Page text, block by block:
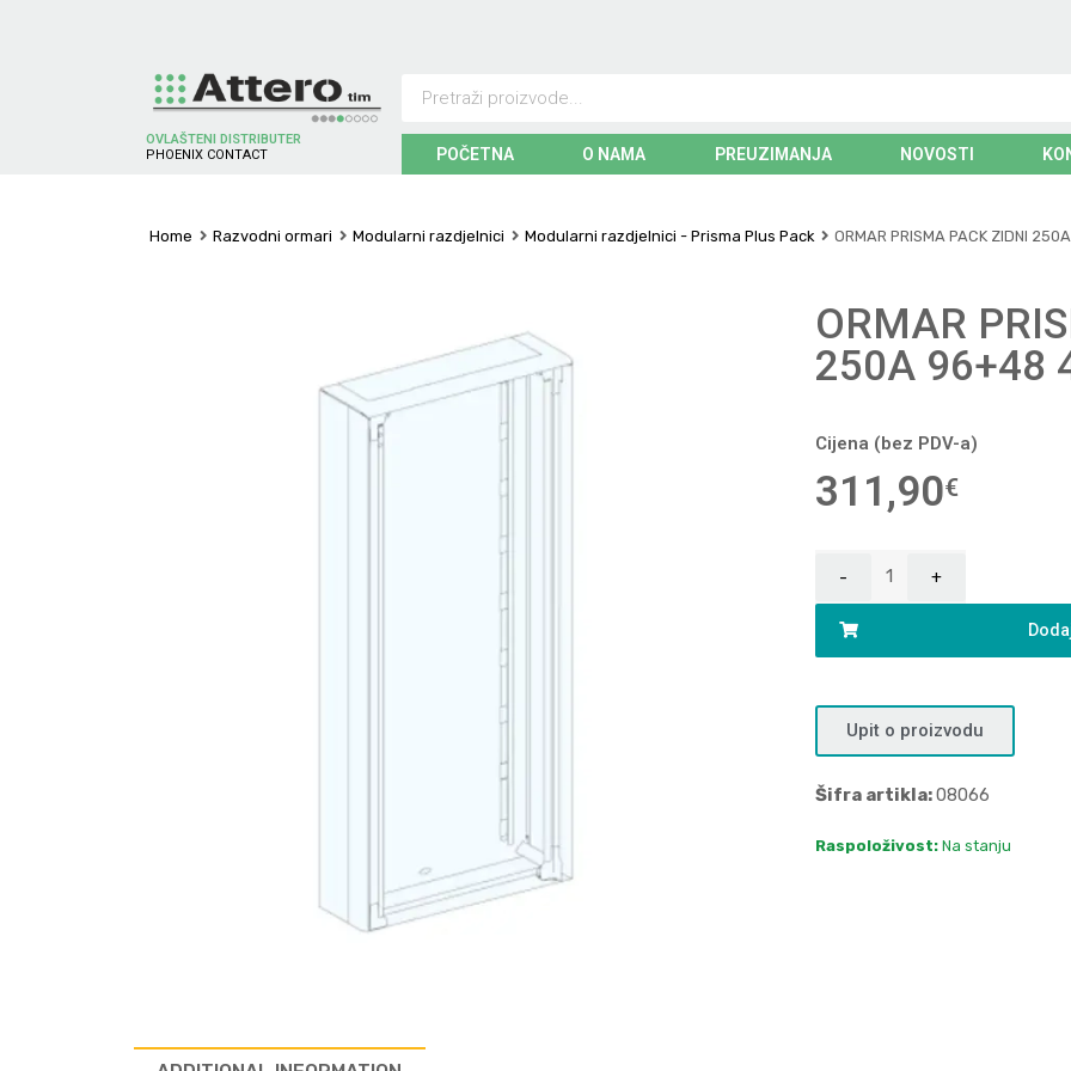
OVLAŠTENI DISTRIBUTER
P H O EN X CO NTACT POČETNA O NAMA PREUZIMANJA NOVOSTI
Home Razvodni ormari Modularni razdjelnici Modularni razdjelnici - Prisma Plus Pack ORMAR PRISMA PACK ZIDNI
ORMAR
250A 96+48
Cijena (bez PDV-a)
311,90€
Upit o proizvodu
Šifra artikla:08066
Raspoloživost: Na stanju